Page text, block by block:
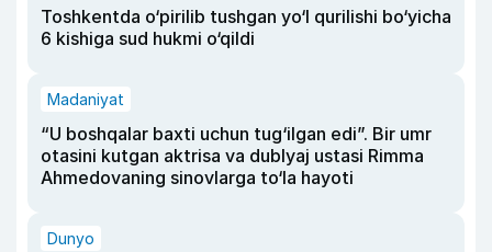
Toshkentda o‘pirilib tushgan yo‘l qurilishi bo‘yicha
6 kishiga sud hukmi o‘qildi
Madaniyat
“U boshqalar baxti uchun tug‘ilgan edi”. Bir umr
otasini kutgan aktrisa va dublyaj ustasi Rimma
Ahmedovaning sinovlarga to‘la hayoti
Dunyo